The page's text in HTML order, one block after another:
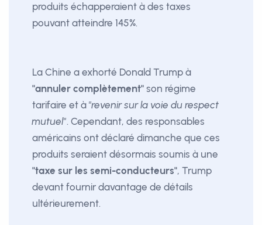
produits échapperaient à des taxes
pouvant atteindre 145%.
La Chine a exhorté Donald Trump à
"annuler complètement" son régime
tarifaire et à "revenir sur la voie du respect
mutuel". Cependant, des responsables
américains ont déclaré dimanche que ces
produits seraient désormais soumis à une
"taxe sur les semi-conducteurs", Trump
devant fournir davantage de détails
ultérieurement.